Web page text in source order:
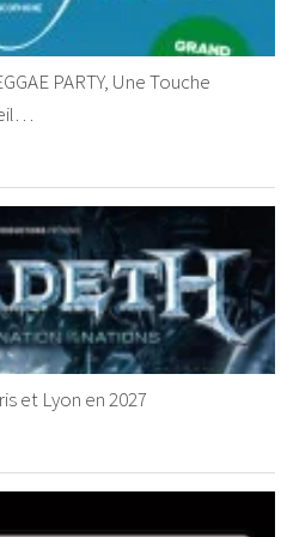
PARTY, Une Touche
et Lyon en 2027